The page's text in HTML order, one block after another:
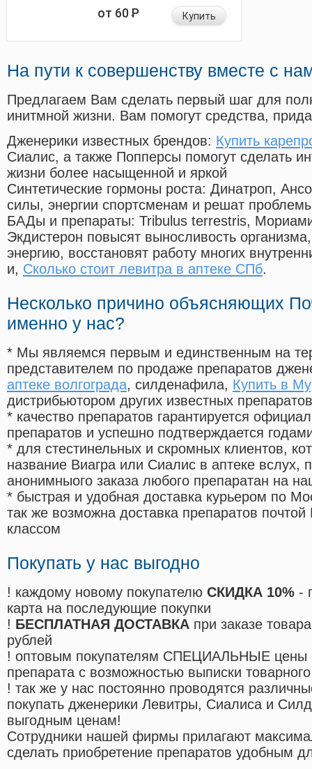
от 60Р Купить
На пути к совершенству вместе с
Предлагаем Вам сделать первый шаг для
инитмной жизни. Вам помогут средства,
Дженерики известных брендов: Купить
Сиалис, а также Попперсы помогут сделать
жизни более насыщенной и яркой
Синтетические гормоны роста: Динатроп,
силы, энергии спортсменам и решат
БАДы и препараты: Tribulus terrestris,
Экдистерон повысят выносливость
энергию, восстановят работу многих
и, Сколько стоит левитра в аптеке СПб.
Несколько причино объясняющих
именно у нас?
* Мы являемся первым и единственным на
представителем по продаже препаратов
аптеке волгограда, силденафила, Купить в
дистрибьютором других известных препаратов
* качество препаратов гарантируется
препаратов и успешно подтверждается
* для стестинельных и скромных клиентов,
название Виагра или Сиалис в аптеке вслух,
анонимныого заказа любого препаратан на
* быстрая и удобная доставка курьером по
так же возможна доставка препаратов
классом
Покупать у нас выгодно
! каждому новому покупателю СКИДКА 10% -
карта на последующие покупки
! БЕСПЛАТНАЯ ДОСТАВКА при заказе
рублей
! оптовым покупателям СПЕЦИАЛЬНЫЕ цены
препарата с возможностью выписки
! так же у нас постоянно проводятся
покупать дженерики Левитры, Сиалиса и
выгодным ценам!
Cотрудники нашей фирмы прилагают
сделать приобретение препаратов удобным